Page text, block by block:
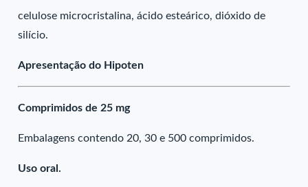
celulose microcristalina, ácido esteárico, dióxido de
silício.
Apresentação do Hipoten
Comprimidos de 25 mg
Embalagens contendo 20, 30 e 500 comprimidos.
Uso oral.